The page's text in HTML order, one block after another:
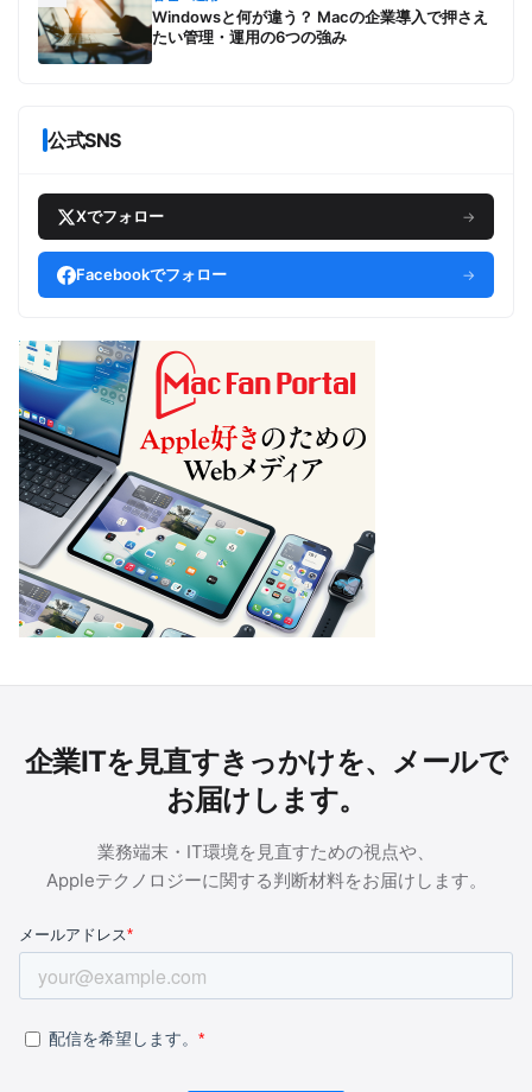
Windowsと何が違う？ Macの企業導入で押さえ
たい管理・運用の6つの強み
公式SNS
Xでフォロー →
Facebookでフォロー →
企業ITを見直すきっかけを、メールで
お届けします。
業務端末・IT環境を見直すための視点や、
Appleテクノロジーに関する判断材料をお届けします。